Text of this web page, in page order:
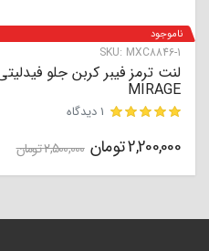
ناموجود
SKU: MXC8846-1
لنت ترمز فیبر کربن جلو
MIRAGE
مشتری
1 دیدگاه
2,200,000تومان 2,500,000تومان